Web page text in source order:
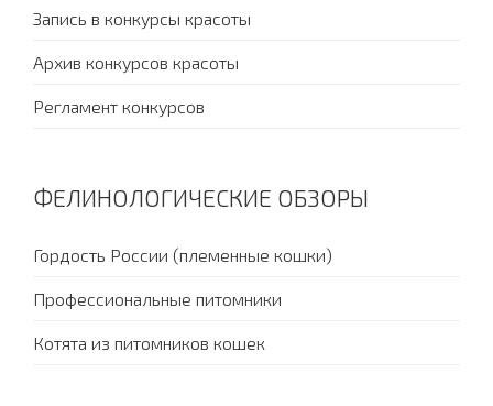
Запись в конкурсы красоты
Архив конкурсов красоты
Регламент конкурсов
ФЕЛИНОЛОГИЧЕСКИЕ ОБЗОРЫ
Гордость России (племенные кошки)
Профессиональные питомники
Котята из питомников кошек